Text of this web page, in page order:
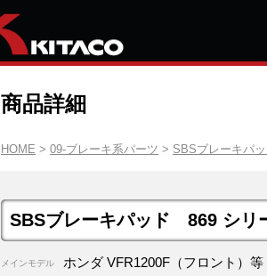
商品詳細
HOME > 09-ブレーキ系パーツ > SBSブレーキパ
SBSブレーキパッド 869 シリ
メインモデル ホンダ VFR1200F（フロント）等